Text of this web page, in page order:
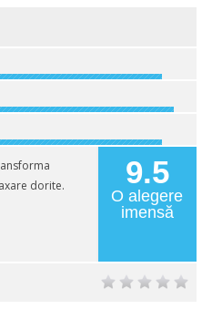
9.5
O alegere
imensă
dorite.